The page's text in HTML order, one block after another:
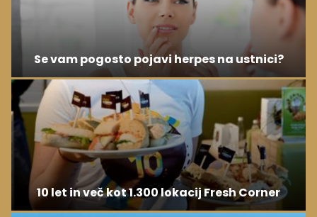
Se vam pogosto pojavi herpes na ustnici?
10 let in več kot 1.300 lokacij Fresh Corner